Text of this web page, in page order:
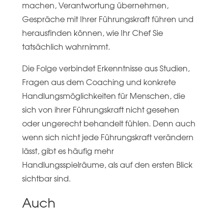
machen, Verantwortung übernehmen,
Gespräche mit Ihrer Führungskraft führen und
herausfinden können, wie Ihr Chef Sie
tatsächlich wahrnimmt.
Die Folge verbindet Erkenntnisse aus Studien,
Fragen aus dem Coaching und konkrete
Handlungsmöglichkeiten für Menschen, die
sich von ihrer Führungskraft nicht gesehen
oder ungerecht behandelt fühlen. Denn auch
wenn sich nicht jede Führungskraft verändern
lässt, gibt es häufig mehr
Handlungsspielräume, als auf den ersten Blick
sichtbar sind.
Auch